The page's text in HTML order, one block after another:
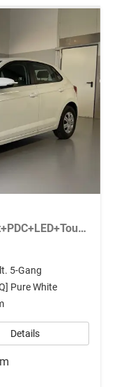
1.0 MPI Sitzheizung+AppConnect+PDC+LED+Touch+Lichtsensor+MultiLenkrad
5-Gang
Pure White
Details